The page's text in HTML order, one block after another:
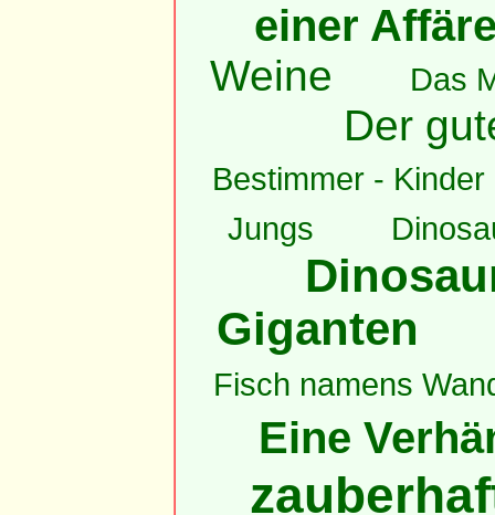
einer
Weine Das
Der
Bestimmer -
Jungs
Giganten
Fisch namens
Eine